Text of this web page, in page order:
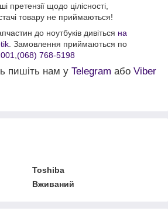
претензії щодо цілісності,
товару не приймаються!
до ноутбуків дивіться на
. Замовлення приймаються по
(068) 768-5198
пишіть нам у Telegram або Viber
Toshiba
Вживаний